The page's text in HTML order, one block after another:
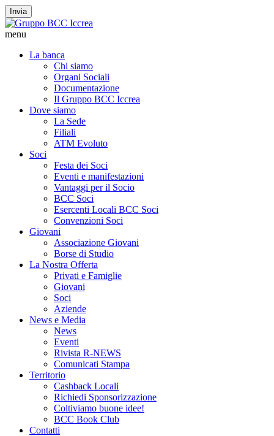
Invia
menu
La banca
Chi siamo
Organi Sociali
Documentazione
Il Gruppo BCC Iccrea
Dove siamo
La Sede
Filiali
ATM Evoluto
Soci
Festa dei Soci
Eventi e manifestazioni
Vantaggi per il Socio
BCC Soci
Esercenti Locali BCC Soci
Convenzioni Soci
Giovani
Associazione Giovani
Borse di Studio
La Nostra Offerta
Privati e Famiglie
Giovani
Soci
Aziende
News e Media
News
Eventi
Rivista R-NEWS
Comunicati Stampa
Territorio
Cashback Locali
Richiedi Sponsorizzazione
Coltiviamo buone idee!
BCC Book Club
Contatti